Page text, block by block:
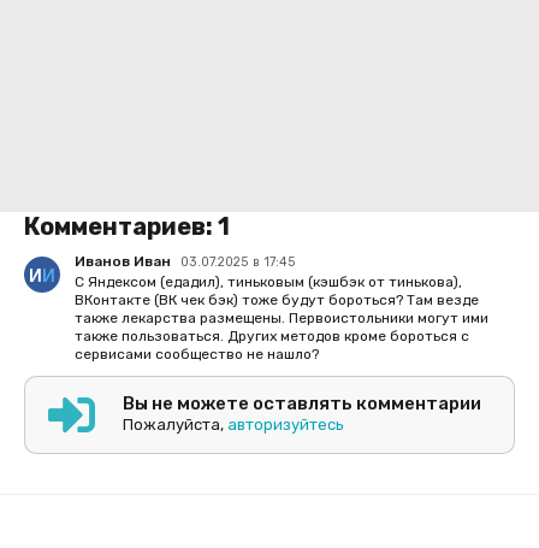
Комментариев: 1
Иванов Иван 03.07.2025 в 17:45
С Яндексом (едадил), тиньковым (кэшбэк от тинькова),
ВКонтакте (ВК чек бэк) тоже будут бороться? Там везде
также лекарства размещены. Первоистольники могут ими
также пользоваться. Других методов кроме бороться с
сервисами сообщество не нашло?
Вы не можете оставлять комментарии
Пожалуйста, авторизуйтесь